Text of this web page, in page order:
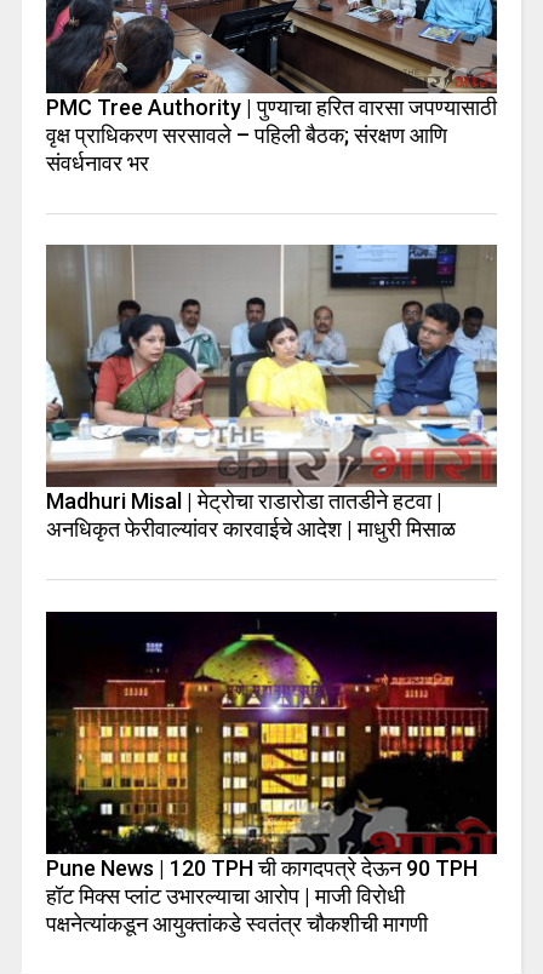
PMC Tree Authority | पुण्याचा हरित वारसा जपण्यासाठी
वृक्ष प्राधिकरण सरसावले – पहिली बैठक; संरक्षण आणि
संवर्धनावर भर
Madhuri Misal | मेट्रोचा राडारोडा तातडीने हटवा |
अनधिकृत फेरीवाल्यांवर कारवाईचे आदेश | माधुरी मिसाळ
Pune News | 120 TPH ची कागदपत्रे देऊन 90 TPH
हॉट मिक्स प्लांट उभारल्याचा आरोप | माजी विरोधी
पक्षनेत्यांकडून आयुक्तांकडे स्वतंत्र चौकशीची मागणी